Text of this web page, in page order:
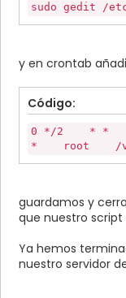
sudo gedit /
y en crontab
Código:
0 */2 * *
* root /var/
guardamos y
que nuestro
Ya hemos
nuestro servidor